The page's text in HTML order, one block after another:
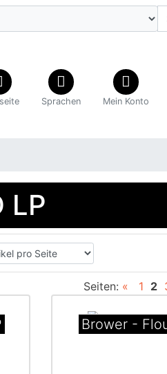
Sprachen Mein Konto
LP
Seiten: « 1 2
Brower -